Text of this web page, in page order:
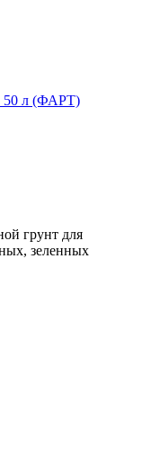
50 л (ФАРТ)
грунт для
зеленных